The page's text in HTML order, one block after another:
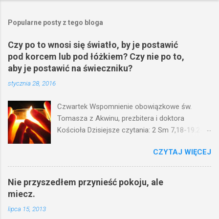
Popularne posty z tego bloga
Czy po to wnosi się światło, by je postawić
pod korcem lub pod łóżkiem? Czy nie po to,
aby je postawić na świeczniku?
stycznia 28, 2016
Czwartek Wspomnienie obowiązkowe św.
Tomasza z Akwinu, prezbitera i doktora
Kościoła Dzisiejsze czytania: 2 Sm 7,18-19.24-
(Mk 4,21-25) Jezus mówił ludowi: Czy po to
wnosi się światło, by je postawić pod korcem
lub pod łóżkiem? Czy nie po to, aby je postawić
na świeczniku? Nie ma bowiem nic ukrytego, co
CZYTAJ WIĘCEJ
Nie przyszedłem przynieść pokoju, ale
miecz.
lipca 15, 2013